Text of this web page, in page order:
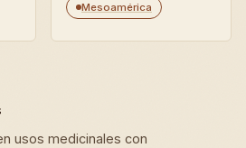
Mesoamérica
usos medicinales con